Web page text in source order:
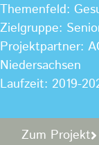
Themenfeld:
Zielgruppe:
Projektpartner:
Niedersachsen
Laufzeit: 2019-
Zum Projekt